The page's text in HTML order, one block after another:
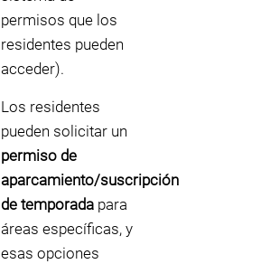
permisos que los
residentes pueden
acceder).
Los residentes
pueden solicitar un
permiso de
aparcamiento/suscripción
de temporada para
áreas específicas, y
esas opciones